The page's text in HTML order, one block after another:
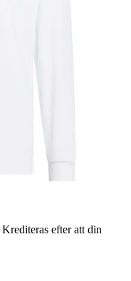
Krediteras efter att din